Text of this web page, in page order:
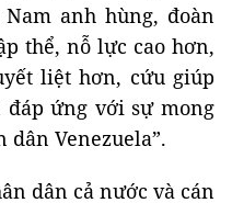
anh hùng, đoàn
thể, nỗ lực cao hơn,
liệt hơn, cứu giúp
ứng với sự mong
dân Venezuela”.
dân cả nước và cán